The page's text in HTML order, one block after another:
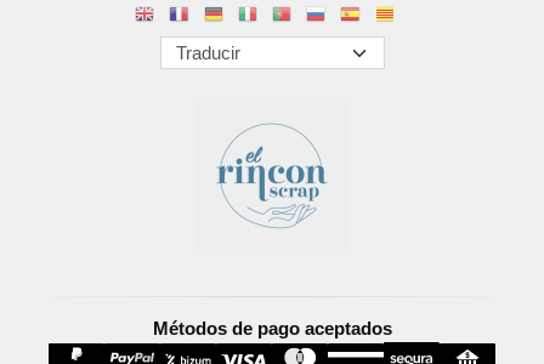
Métodos de pago aceptados